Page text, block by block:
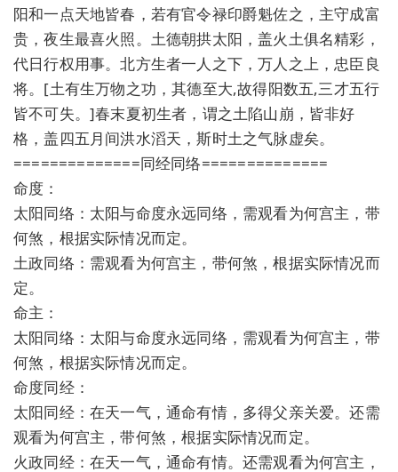
阳和一点天地皆春，若有官令禄印爵魁佐之，主守成富
贵，夜生最喜火照。土德朝拱太阳，盖火土俱名精彩，
代日行权用事。北方生者一人之下，万人之上，忠臣良
将。[土有生万物之功，其德至大,故得阳数五,三才五行
皆不可失。]春末夏初生者，谓之土陷山崩，皆非好
格，盖四五月间洪水滔天，斯时土之气脉虚矣。
==============同经同络==============
命度：
太阳同络：太阳与命度永远同络，需观看为何宫主，带
何煞，根据实际情况而定。
土政同络：需观看为何宫主，带何煞，根据实际情况而
定。
命主：
太阳同络：太阳与命度永远同络，需观看为何宫主，带
何煞，根据实际情况而定。
命度同经：
太阳同经：在天一气，通命有情，多得父亲关爱。还需
观看为何宫主，带何煞，根据实际情况而定。
火政同经：在天一气，通命有情。还需观看为何宫主，